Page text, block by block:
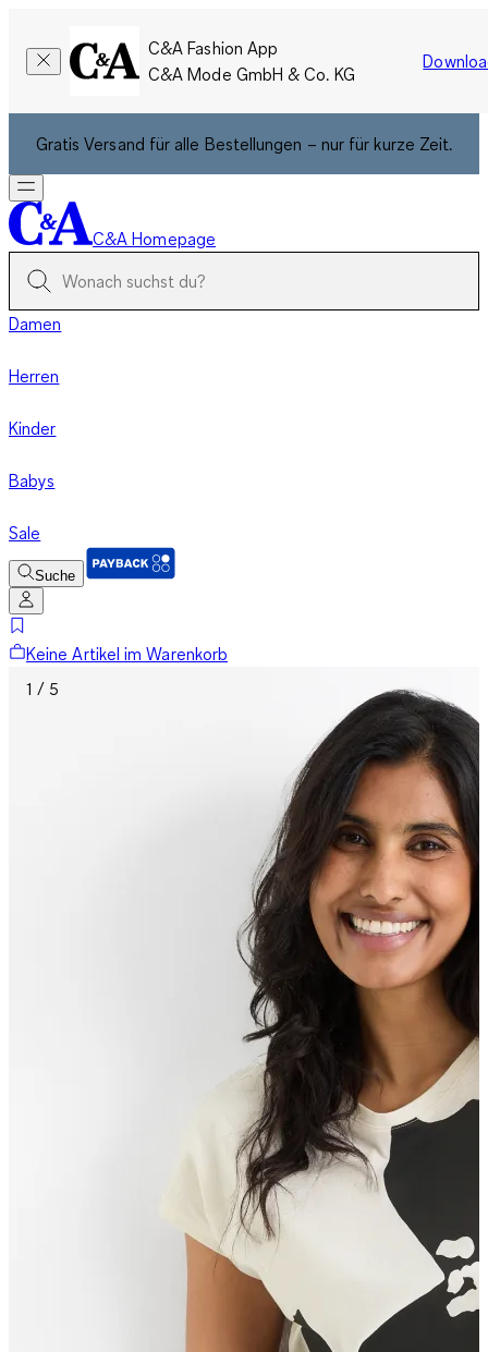
C&A Fashion App
C&A Mode GmbH & Co. KG
Gratis Versand für alle Bestellungen – nur für kurze Zeit.
C&A Homepage
Damen
Herren
Kinder
Babys
Sale
Suche
Keine Artikel im Warenkorb
1 / 5